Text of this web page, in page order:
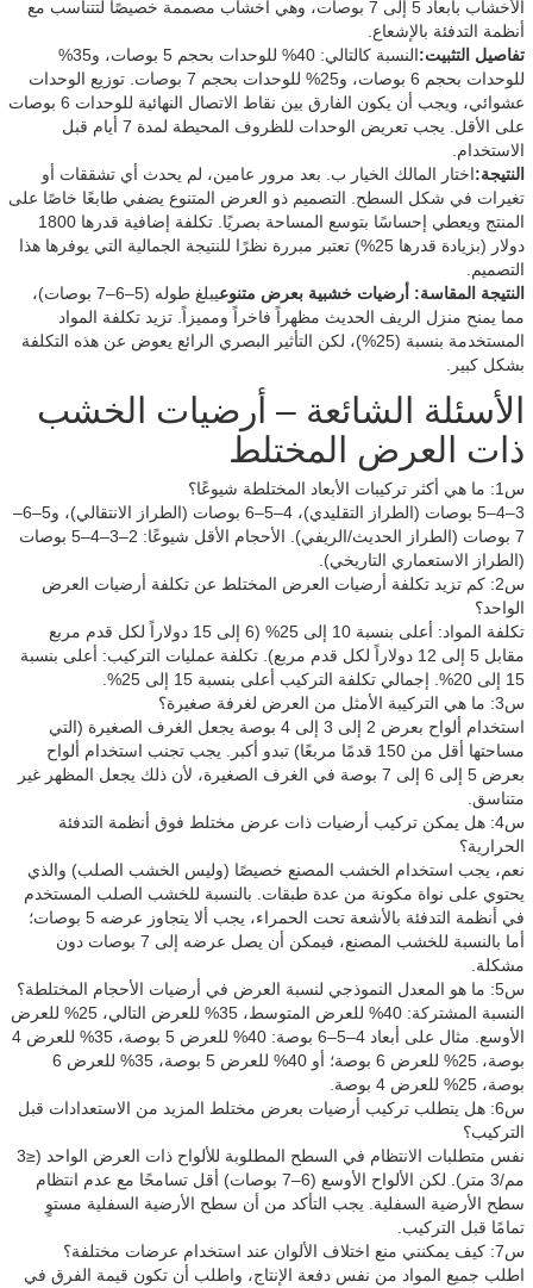
الأخشاب بأبعاد 5 إلى 7 بوصات، وهي أخشاب مصممة خصيصًا لتتناسب مع
أنظمة التدفئة بالإشعاع.
تفاصيل التثبيت:
النسبة كالتالي: 40% للوحدات بحجم 5 بوصات، و35%
للوحدات بحجم 6 بوصات، و25% للوحدات بحجم 7 بوصات. توزيع الوحدات
عشوائي، ويجب أن يكون الفارق بين نقاط الاتصال النهائية للوحدات 6 بوصات
على الأقل. يجب تعريض الوحدات للظروف المحيطة لمدة 7 أيام قبل
الاستخدام.
النتيجة:اختار المالك الخيار ب. بعد مرور عامين، لم يحدث أي تشققات أو
تغيرات في شكل السطح. التصميم ذو العرض المتنوع يضفي طابعًا خاصًا على
المنتج ويعطي إحساسًا بتوسع المساحة بصريًا. تكلفة إضافية قدرها 1800
دولار (بزيادة قدرها 25%) تعتبر مبررة نظرًا للنتيجة الجمالية التي يوفرها هذا
التصميم.
النتيجة المقاسة: أرضيات خشبية بعرض متنوع
يبلغ طوله (5–6–7 بوصات)،
مما يمنح منزل الريف الحديث مظهراً فاخراً ومميزاً. تزيد تكلفة المواد
المستخدمة بنسبة (25%)، لكن التأثير البصري الرائع يعوض عن هذه التكلفة
بشكل كبير.
الأسئلة الشائعة – أرضيات الخشب
ذات العرض المختلط
س1: ما هي أكثر تركيبات الأبعاد المختلطة شيوعًا؟
3–4–5 بوصات (الطراز التقليدي)، 4–5–6 بوصات (الطراز الانتقالي)، و5–6–
7 بوصات (الطراز الحديث/الريفي). الأحجام الأقل شيوعًا: 2–3–4–5 بوصات
(الطراز الاستعماري التاريخي).
س2: كم تزيد تكلفة أرضيات العرض المختلط عن تكلفة أرضيات العرض
الواحد؟
تكلفة المواد: أعلى بنسبة 10 إلى 25% (6 إلى 15 دولاراً لكل قدم مربع
مقابل 5 إلى 12 دولاراً لكل قدم مربع). تكلفة عمليات التركيب: أعلى بنسبة
15 إلى 20%. إجمالي تكلفة التركيب أعلى بنسبة 15 إلى 25%.
س3: ما هي التركيبة الأمثل من العرض لغرفة صغيرة؟
استخدام ألواح بعرض 2 إلى 3 إلى 4 بوصة يجعل الغرف الصغيرة (التي
مساحتها أقل من 150 قدمًا مربعًا) تبدو أكبر. يجب تجنب استخدام ألواح
بعرض 5 إلى 6 إلى 7 بوصة في الغرف الصغيرة، لأن ذلك يجعل المظهر غير
متناسق.
س4: هل يمكن تركيب أرضيات ذات عرض مختلط فوق أنظمة التدفئة
الحرارية؟
نعم، يجب استخدام الخشب المصنع خصيصًا (وليس الخشب الصلب) والذي
يحتوي على نواة مكونة من عدة طبقات. بالنسبة للخشب الصلب المستخدم
في أنظمة التدفئة بالأشعة تحت الحمراء، يجب ألا يتجاوز عرضه 5 بوصات؛
أما بالنسبة للخشب المصنع، فيمكن أن يصل عرضه إلى 7 بوصات دون
مشكلة.
س5: ما هو المعدل النموذجي لنسبة العرض في أرضيات الأحجام المختلطة؟
النسبة المشتركة: 40% للعرض المتوسط، 35% للعرض التالي، 25% للعرض
الأوسع. مثال على أبعاد 4–5–6 بوصة: 40% للعرض 5 بوصة، 35% للعرض 4
بوصة، 25% للعرض 6 بوصة؛ أو 40% للعرض 5 بوصة، 35% للعرض 6
بوصة، 25% للعرض 4 بوصة.
س6: هل يتطلب تركيب أرضيات بعرض مختلط المزيد من الاستعدادات قبل
التركيب؟
نفس متطلبات الانتظام في السطح المطلوبة للألواح ذات العرض الواحد (≤3
مم/3 متر). لكن الألواح الأوسع (6–7 بوصات) أقل تسامحًا مع عدم انتظام
سطح الأرضية السفلية. يجب التأكد من أن سطح الأرضية السفلية مستوٍ
تمامًا قبل التركيب.
س7: كيف يمكنني منع اختلاف الألوان عند استخدام عرضات مختلفة؟
اطلب جميع المواد من نفس دفعة الإنتاج، واطلب أن تكون قيمة الفرق في